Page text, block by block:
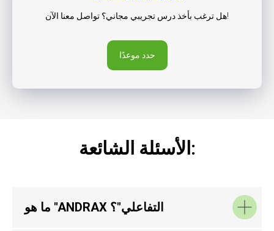
هل ترغب بأخذ درس تجريبي مجاني؟ تواصل معنا الآن!
حدد موعدًا
الأسئلة الشائعة:
ما هو "ANDRAX التفاعلي"؟